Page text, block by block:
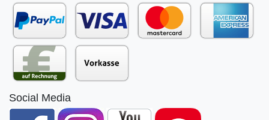
Social Media